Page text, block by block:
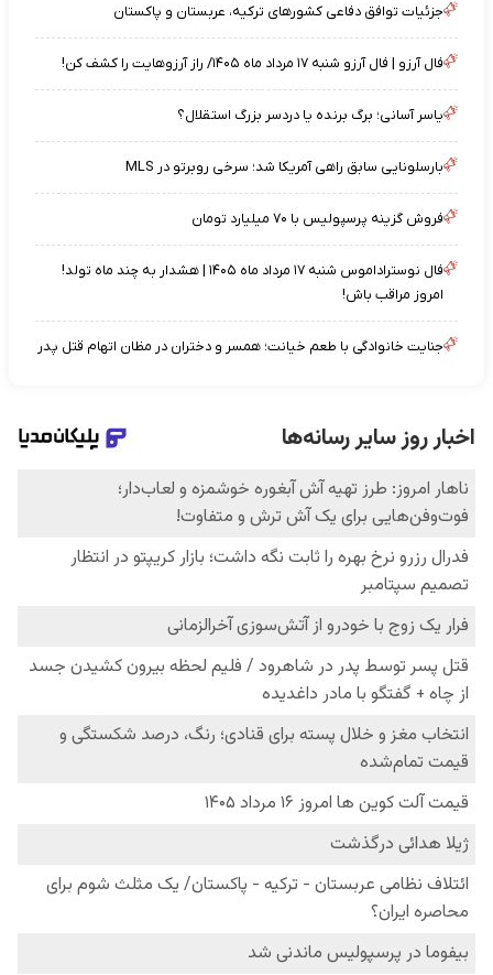
جزئیات توافق دفاعی کشورهای ترکیه، عربستان و پاکستان
فال آرزو | فال آرزو شنبه ۱۷ مرداد ماه ۱۴۰۵/ راز آرزوهایت را کشف کن!
یاسر آسانی؛ برگ برنده یا دردسر بزرگ استقلال؟
بارسلونایی سابق راهی آمریکا شد؛ سرخی روبرتو در MLS
فروش گزینه پرسپولیس با ۷۰ میلیارد تومان
فال نوستراداموس شنبه ۱۷ مرداد ماه ۱۴۰۵ | هشدار به چند ماه تولد!
امروز مراقب باش!
جنایت خانوادگی با طعم خیانت؛ همسر و دختران در مظان اتهام قتل پدر